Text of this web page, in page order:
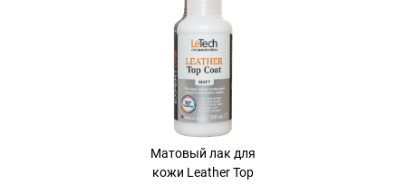
Матовый лак для
кожи Leather Top